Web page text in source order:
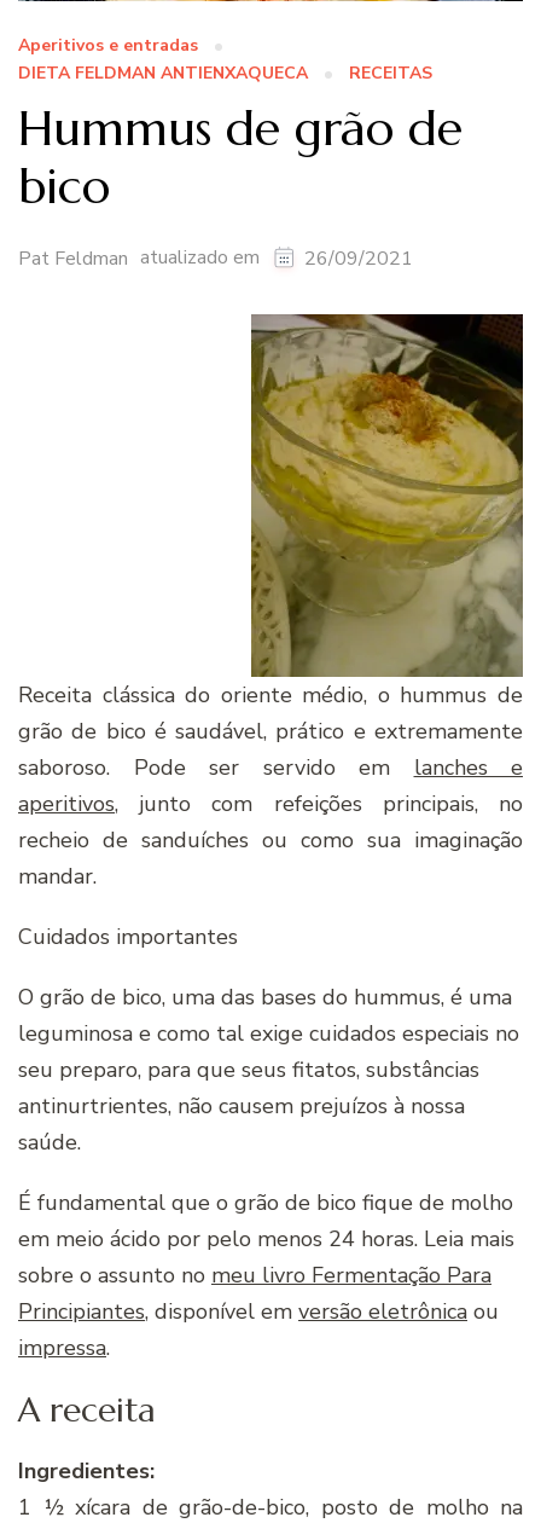
Aperitivos e entradas
DIETA FELDMAN ANTIENXAQUECA
RECEITAS
Hummus de grão de
bico
Pat Feldman atualizado em 26/09/2021
Receita clássica do oriente médio, o hummus de
grão de bico é saudável, prático e extremamente
saboroso. Pode ser servido em lanches e
aperitivos, junto com refeições principais, no
recheio de sanduíches ou como sua imaginação
mandar.
Cuidados importantes
O grão de bico, uma das bases do hummus, é uma
leguminosa e como tal exige cuidados especiais no
seu preparo, para que seus fitatos, substâncias
antinurtrientes, não causem prejuízos à nossa
saúde.
É fundamental que o grão de bico fique de molho
em meio ácido por pelo menos 24 horas. Leia mais
sobre o assunto no meu livro Fermentação Para
Principiantes, disponível em versão eletrônica ou
impressa.
A receita
Ingredientes:
1 ½ xí­cara de grão-de-bico, posto de molho na